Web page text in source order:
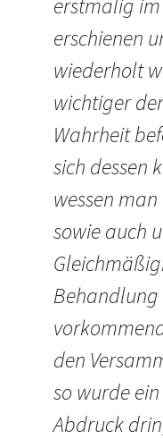
erstmalig im
erschienen
wiederholt
wichtiger
Wahrheit
sich dessen
wessen
sowie auch
den
so wurde
Abdruck